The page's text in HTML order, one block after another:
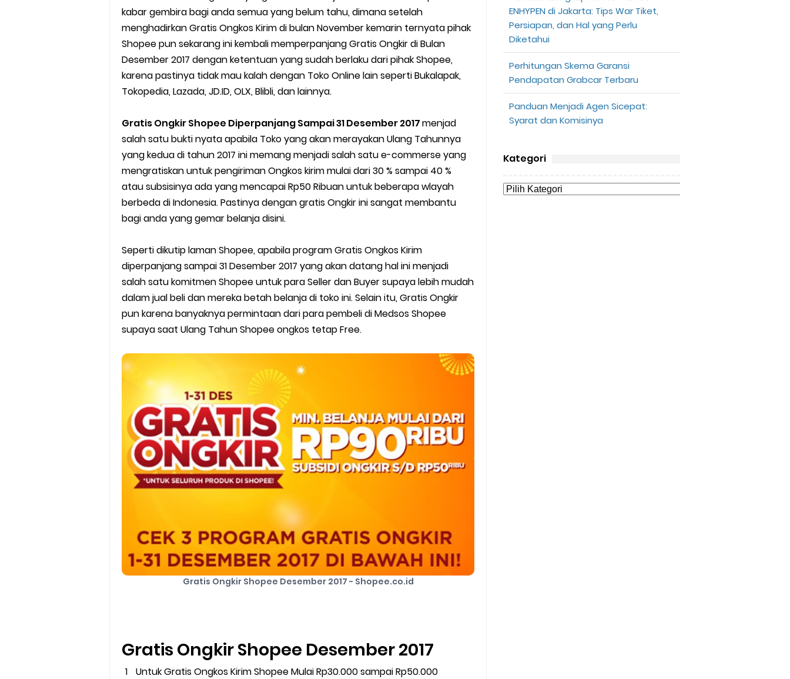
Cara Mudah Melihat Nomor Shopeepay Sendiri dan Orang Lain
7 Cara Mudah Top Up Grab untuk Driver
5 Versi Map Paling Gacor Untuk Ojek Online
Penyebab dan Cara Memulihkan Akun Gojek Dibekukan
Cara Menghitung Penghasilan Grab Sesuai dengan Orderan
Cara Menggunakan Paket Telkomsel Mitra Gojek
5 Cara Top Up InDriver dengan Mudah
5 Biaya Potongan Shopee Food yang Perlu Kamu Ketahui
Batas Saldo Untuk Akun Gopay Biasa dan Upgrade
Cara Mudah Melihat QR dan Barcode Shopeepay
Enroute Drop: Arti dan Penjelasan Resi Gosend
Cara Transfer Gopay ke Shopeepay Tanpa Potongan
Cara Ping Server Shopee Food 2022
Cara Menghubungi CS Lalamove dan Jam Operasionalnya
Cara Mengatasi Aplikasi Gojek Mengalami Gangguan
DNS Server Gojek Driver Terbaru 2026: Panduan Lengkap DNS Server Gojek Terbaru dan IP Server GoPartner Gojek
kabar gembira bagi anda semua yang belum tahu, dimana setelah
menghadirkan Gratis Ongkos Kirim di bulan November kemarin ternyata pihak
Shopee pun sekarang ini kembali memperpanjang Gratis Ongkir di Bulan
Desember 2017 dengan ketentuan yang sudah berlaku dari pihak Shopee,
karena pastinya tidak mau kalah dengan Toko Online lain seperti Bukalapak,
Tokopedia, Lazada, JD.ID, OLX, Blibli, dan lainnya.
Gratis Ongkir Shopee Diperpanjang Sampai 31 Desember 2017menjad
salah satu bukti nyata apabila Toko yang akan merayakan Ulang Tahunnya
yang kedua di tahun 2017 ini memang menjadi salah satu e-commerse yang
mengratiskan untuk pengiriman Ongkos kirim mulai dari 30 % sampai 40 %
atau subsisinya ada yang mencapai Rp50 Ribuan untuk beberapa wlayah
berbeda di Indonesia. Pastinya dengan gratis Ongkir ini sangat membantu
bagi anda yang gemar belanja disini.
Seperti dikutip laman Shopee, apabila program Gratis Ongkos Kirim
diperpanjang sampai 31 Desember 2017 yang akan datang hal ini menjadi
salah satu komitmen Shopee untuk para Seller dan Buyer supaya lebih mudah
dalam jual beli dan mereka betah belanja di toko ini. Selain itu, Gratis Ongkir
pun karena banyaknya permintaan dari para pembeli di Medsos Shopee
supaya saat Ulang Tahun Shopee ongkos tetap Free.
Gratis Ongkir Shopee Desember 2017 - Shopee.co.id
Gratis Ongkir Shopee Desember 2017
Untuk Gratis Ongkos Kirim Shopee Mulai Rp30.000 sampai Rp50.000
ENHYPEN di Jakarta: Tips War Tiket,
Persiapan, dan Hal yang Perlu
Diketahui
Perhitungan Skema Garansi
Pendapatan Grabcar Terbaru
Panduan Menjadi Agen Sicepat:
Syarat dan Komisinya
Kategori